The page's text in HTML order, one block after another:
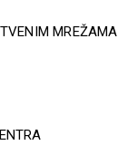
MREŽAMA